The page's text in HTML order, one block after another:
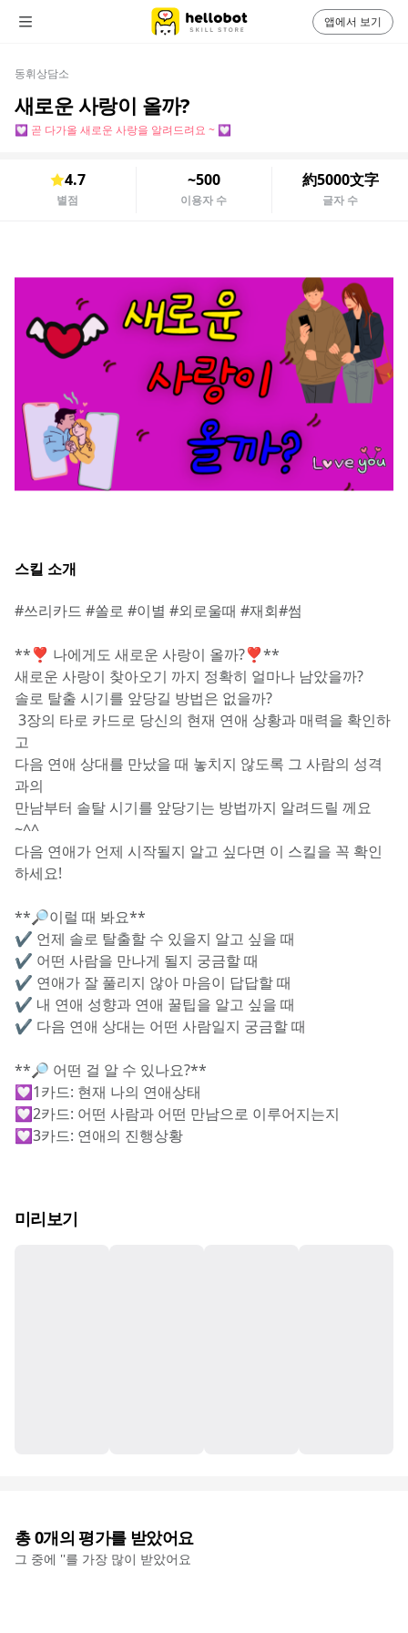
동휘상담소
새로운 사랑이 올까?
💟 곧 다가올 새로운 사랑을 알려드려요 ~ 💟
4.7
별점
~500
이용자 수
約5000文字
글자 수
스킬 소개
#쓰리카드 #쏠로 #이별 #외로울때 #재회#썸
**❣️ 나에게도 새로운 사랑이 올까?❣️**
새로운 사랑이 찾아오기 까지 정확히 얼마나 남았을까?
솔로 탈출 시기를 앞당길 방법은 없을까?
고
다음 연애 상대를 만났을 때 놓치지 않도록 그 사람의 성격
과의
만남부터 솔탈 시기를 앞당기는 방법까지 알려드릴 께요
~^^
다음 연애가 언제 시작될지 알고 싶다면 이 스킬을 꼭 확인
하세요!
**🔎이럴 때 봐요**
✔️ 언제 솔로 탈출할 수 있을지 알고 싶을 때
✔️ 어떤 사람을 만나게 될지 궁금할 때
✔️ 연애가 잘 풀리지 않아 마음이 답답할 때
✔️ 내 연애 성향과 연애 꿀팁을 알고 싶을 때
✔️ 다음 연애 상대는 어떤 사람일지 궁금할 때
**🔎 어떤 걸 알 수 있나요?**
💟1카드: 현재 나의 연애상태
💟2카드: 어떤 사람과 어떤 만남으로 이루어지는지
💟3카드: 연애의 진행상황
미리보기
총0개의 평가를 받았어요
그 중에 ''를 가장 많이 받았어요
앱에서 보기